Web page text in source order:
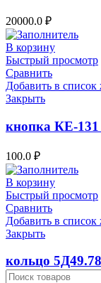
20000.0 ₽
В корзину
Быстрый просмотр
Сравнить
Добавить в список
Закрыть
кнопка КЕ-
100.0 ₽
В корзину
Быстрый просмотр
Сравнить
Добавить в список
Закрыть
кольцо